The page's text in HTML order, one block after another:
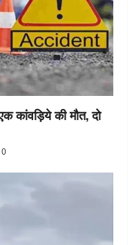
कांवड़िये की मौत, दो
0